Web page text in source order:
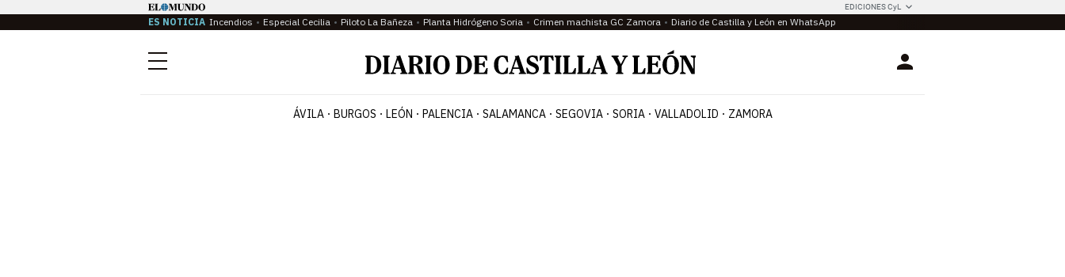
EDICIONES CyL
ES NOTICIA Incendios Especial Cecilia Piloto La Bañeza Planta Hidrógeno Soria Crimen machista GC Zamora Diario de Castilla y León en WhatsApp
Menú Login
ÁVILA BURGOS LEÓN PALENCIA SALAMANCA SEGOVIA SORIA VALLADOLID ZAMORA